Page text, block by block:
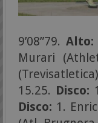
9’08”79.Alto:
Murari
15.25. Disco:
Disco: 1.